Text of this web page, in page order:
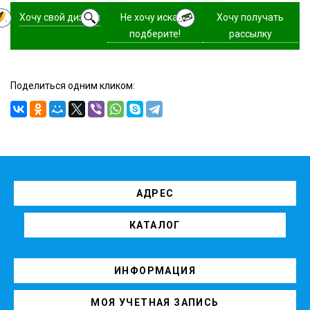
Хочу свой дизайн
Не хочу искать,
подберите!
Хочу получать
рассылку
Поделиться одним кликом:
АДРЕС
КАТАЛОГ
ИНФОРМАЦИЯ
МОЯ УЧЕТНАЯ ЗАПИСЬ